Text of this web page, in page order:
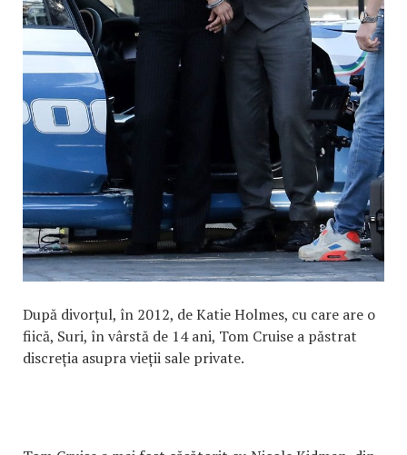
După divorțul, în 2012, de Katie Holmes, cu care are o
fiică, Suri, în vârstă de 14 ani, Tom Cruise a păstrat
discreția asupra vieții sale private.